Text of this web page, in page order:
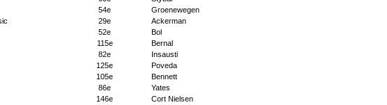
54e
Groenewegen
29e
Ackerman
52e
Bol
115e
Bernal
82e
Insausti
125e
Poveda
105e
Bennett
86e
Yates
146e
Cort Nielsen